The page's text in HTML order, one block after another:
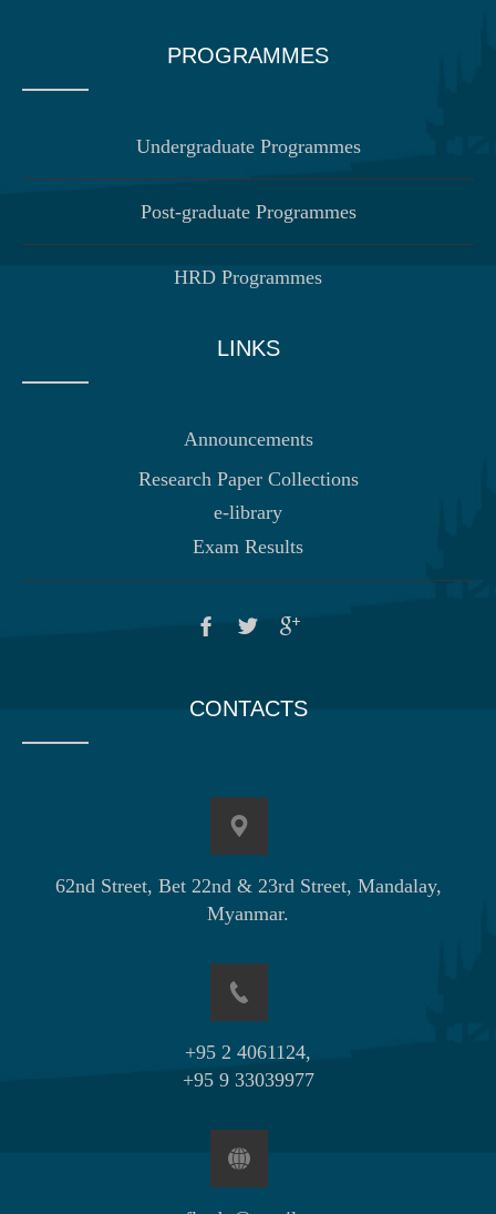
PROGRAMMES
Undergraduate Programmes
Post-graduate Programmes
HRD Programmes
LINKS
Announcements
Research Paper Collections
e-library
Exam Results
CONTACTS
62nd Street, Bet 22nd & 23rd Street, Mandalay,
Myanmar.
+95 2 4061124,
+95 9 33039977